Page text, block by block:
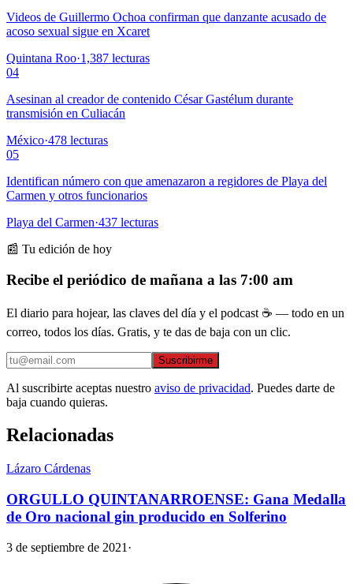
Videos de Guillermo Ochoa confirman que danzante acusado de
acoso sexual sigue en Xcaret
Quintana Roo·1,387 lecturas
04
Asesinan al creador de contenido César Gastélum durante
transmisión en Culiacán
México·478 lecturas
05
Identifican número con que amenazaron a regidores de Playa del
Carmen y otros funcionarios
Playa del Carmen·437 lecturas
📰 Tu edición de hoy
Recibe el periódico de mañana a las 7:00 am
El diario para hojear, las claves del día y el podcast ☕ — todo en un
correo, todos los días. Gratis, y te das de baja con un clic.
Suscribirme
Al suscribirte aceptas nuestro aviso de privacidad. Puedes darte de
baja cuando quieras.
Relacionadas
Lázaro Cárdenas
ORGULLO QUINTANARROENSE: Gana Medalla
de Oro nacional gin producido en Solferino
3 de septiembre de 2021 ·